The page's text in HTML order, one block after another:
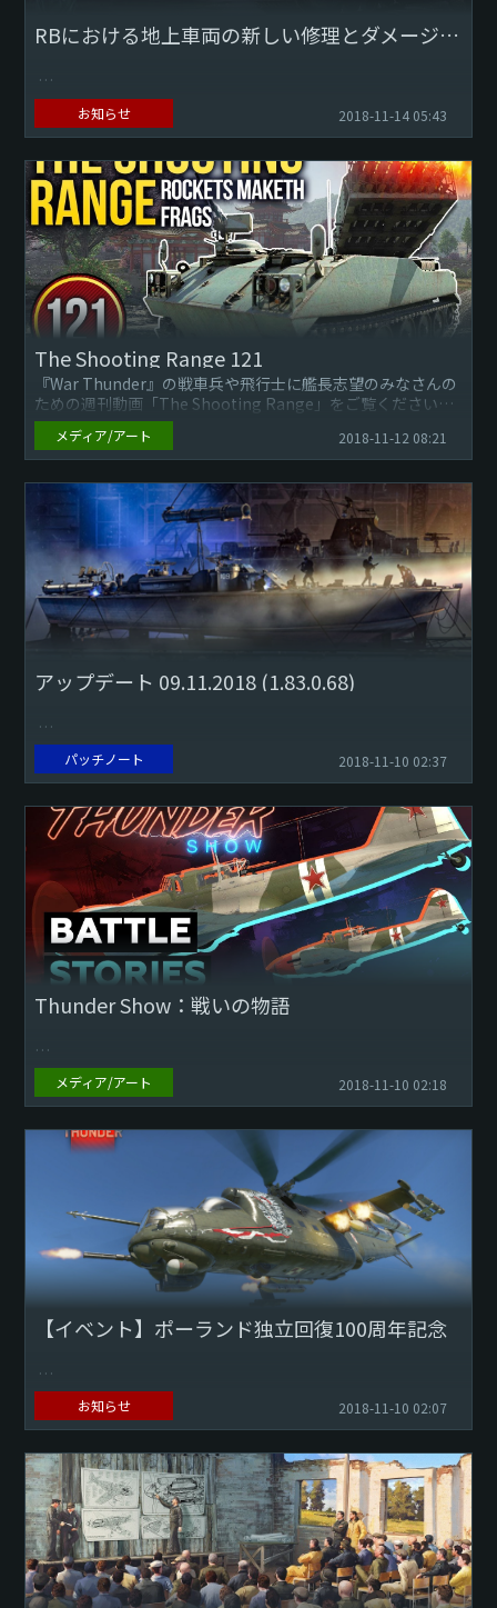
RBにおける地上車両の新しい修理とダメージメカニクス
今回は、地上車両のリアリスティックバトル（RB）での修理
とダメージのメカニクスに対して実施の可能性がある変更点
についてお話したいと思います。皆さまもご存知の通り、現
在は拠...
お知らせ 2018-11-14 05:43
The Shooting Range 121
『War Thunder』の戦車兵や飛行士に艦長志望のみなさんの
ための週刊動画「The Shooting Range」をご覧ください。
今回のエピソードでは、下記についてご...
メディア/アート 2018-11-12 08:21
アップデート 09.11.2018 (1.83.0.68)
Tragflügel-Versuchs-Schnellboot VS-10 MGが上昇するア
ニメーションを修正しました。
7.72 mmルイス1916機関銃が発砲す...
パッチノート 2018-11-10 02:37
Thunder Show：戦いの物語
プレイヤーの皆さま 今週のThunder Showの時間です！ 私た
ちの選んだ今週の雄大な動画やユーモア溢れる動画をお楽し
みください。 そして、動画の投稿...
メディア/アート 2018-11-10 02:18
【イベント】ポーランド独立回復100周年記念
11月11日はポーランドの人々にとって非常に特別な日です。
今からちょうど100年前にポーランドは独立権を取り戻しま
した。その123年後に、この勇敢な国は世界地図に戻ってき...
お知らせ 2018-11-10 02:07